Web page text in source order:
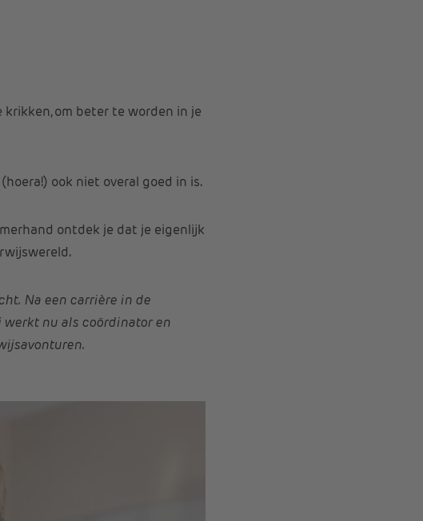
om beter te worden in je
ook niet overal goed in is.
ontdek je dat je eigenlijk
Na een carrière in de
nu als coördinator en